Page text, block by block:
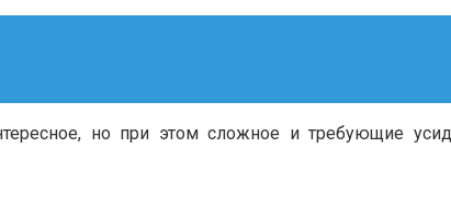
но при этом сложное и требующие